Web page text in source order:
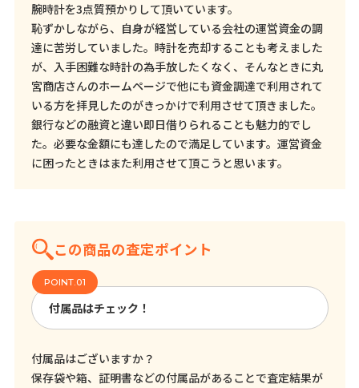
腕時計を3点質預かりして頂いています。
恥ずかしながら、自身が経営している会社の運営資金の調
達に苦労していました。時計を売却することも考えました
が、入手困難な時計の為手放したくなく、そんなときに丸
宮商店さんのホームページで他にも資金調達で利用されて
いる方を拝見したのがきっかけで利用させて頂きました。
銀行などの融資と違い即日借りられることも魅力的でし
た。必要な金額にも達したので満足しています。運営資金
に困ったときはまた利用させて頂こうと思います。
この商品の査定ポイント
付属品はチェック！
付属品はございますか？
保存袋や箱、証明書などの付属品があることで査定結果が